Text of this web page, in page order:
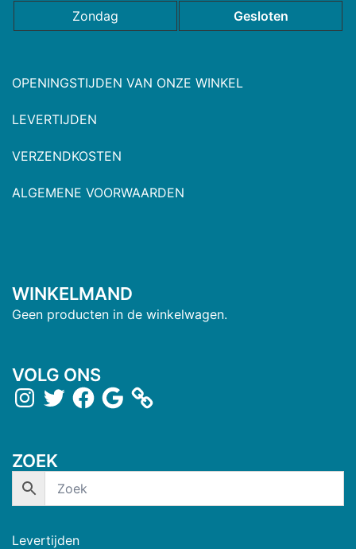
Zondag
Gesloten
OPENINGSTIJDEN VAN ONZE WINKEL
LEVERTIJDEN
VERZENDKOSTEN
ALGEMENE VOORWAARDEN
WINKELMAND
Geen producten in de winkelwagen.
VOLG ONS
ZOEK
Levertijden